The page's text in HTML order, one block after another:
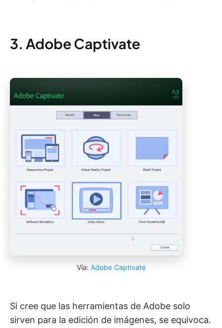
3. Adobe Captivate
Vía: Adobe Captivate
Si cree que las herramientas de Adobe solo
sirven para la edición de imágenes, se equivoca.